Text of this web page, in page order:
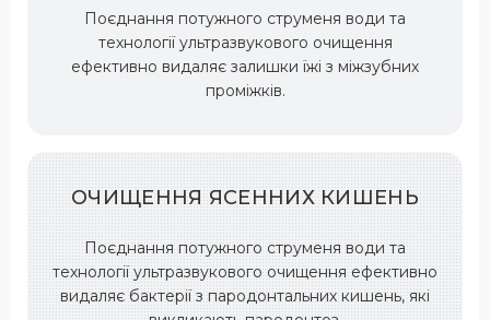
Поєднання потужного струменя води та
технології ультразвукового очищення
ефективно видаляє залишки їжі з міжзубних
проміжків.
ОЧИЩЕННЯ ЯСЕННИХ КИШЕНЬ
Поєднання потужного струменя води та
технології ультразвукового очищення ефективно
видаляє бактерії з пародонтальних кишень, які